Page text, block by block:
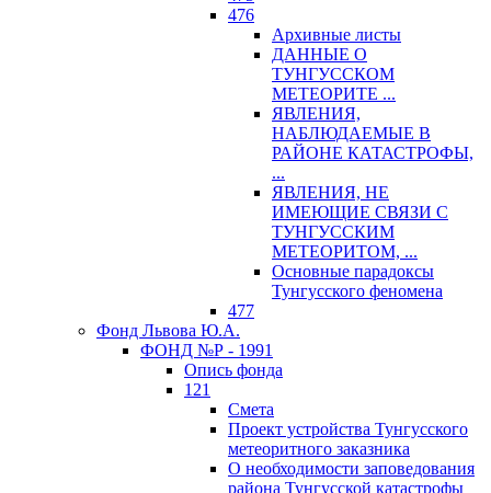
476
Архивные листы
ДАННЫЕ О
ТУНГУССКОМ
МЕТЕОРИТЕ ...
ЯВЛЕНИЯ,
НАБЛЮДАЕМЫЕ В
РАЙОНЕ КАТАСТРОФЫ,
...
ЯВЛЕНИЯ, НЕ
ИМЕЮЩИЕ СВЯЗИ С
ТУНГУССКИМ
МЕТЕОРИТОМ, ...
Основные парадоксы
Тунгусского феномена
477
Фонд Львова Ю.А.
ФОНД №Р - 1991
Опись фонда
121
Смета
Проект устройства Тунгусского
метеоритного заказника
О необходимости заповедования
района Тунгусской катастрофы